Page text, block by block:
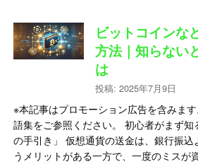
ビットコインな
方法｜知らない
は
投稿: 2025年7月9日
※本記事はプロモーション広告を含みま
語集をご参照ください。 初心者がまず知
の手引き」 仮想通貨の送金は、銀行振
うメリットがある一方で、一度のミスが